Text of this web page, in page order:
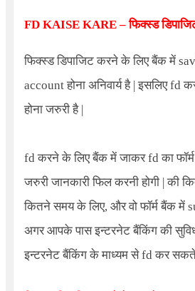
FD KAISE KARE– फिक्स्ड
फिक्स्ड डिपाजिट करने के लिए बैंक में
account होना अनिवार्य है | इसलिए fd
होना जरुरी है |
fd करने के लिए बैंक में जाकर fd का
जरुरी जानकारी फिल करनी होगी | की
कितने समय के लिए, और वो फॉर्म बैंक में
अगर आपके पास इन्टरनेट बैंकिंग की
इन्टरनेट बैंकिंग के माध्यम से fd कर